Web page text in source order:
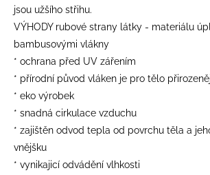
jsou užšího střihu.
VÝHODY rubové strany látky - materiálu
bambusovými vlákny
* ochrana před UV zářením
* přírodní původ vláken je pro tělo
* eko výrobek
* snadná cirkulace vzduchu
* zajištěn odvod tepla od povrchu těla a
vnějšku
* vynikajicí odvádění vlhkosti